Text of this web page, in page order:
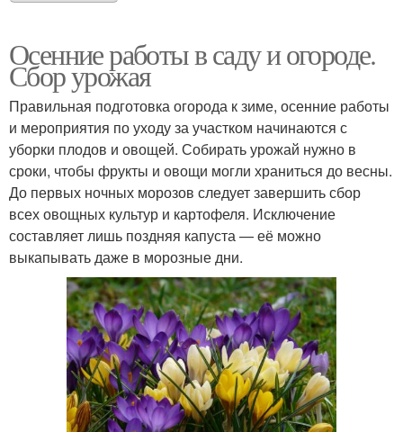
Осенние работы в саду и огороде.
Сбор урожая
Правильная подготовка огорода к зиме, осенние работы
и мероприятия по уходу за участком начинаются с
уборки плодов и овощей. Собирать урожай нужно в
сроки, чтобы фрукты и овощи могли храниться до весны.
До первых ночных морозов следует завершить сбор
всех овощных культур и картофеля. Исключение
составляет лишь поздняя капуста — её можно
выкапывать даже в морозные дни.